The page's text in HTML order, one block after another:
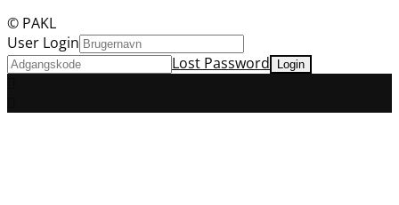
© PAKL
User Login
Lost Password